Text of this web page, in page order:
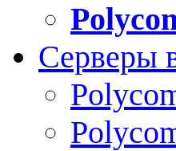
Серверы